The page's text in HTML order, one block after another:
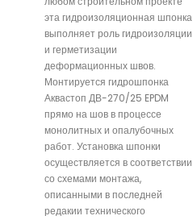
эта гидроизоляционная шпонка
выполняет роль гидроизоляции
и герметизации
деформационных швов.
Монтируется гидрошпонка
Аквастоп ДВ-270/25 EPDM
прямо на шов в процессе
монолитных и опалубочных
работ. Установка шпонки
осуществляется в соответствии
со схемами монтажа,
описанными в последней
редакии технического